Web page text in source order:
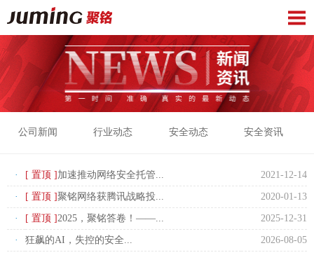
公司新闻 行业动态 安全动态 安全资讯
· [ 置顶 ]加速推动网络安全托管... 2021-12-14
· [ 置顶 ]聚铭网络获腾讯战略投... 2020-01-13
· [ 置顶 ]2025，聚铭答卷！——... 2025-12-31
· 狂飙的AI，失控的安全... 2026-08-05